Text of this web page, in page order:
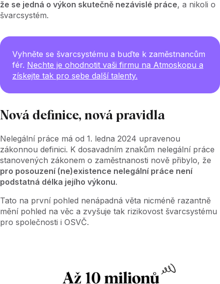
že se jedná o výkon skutečně nezávislé práce, a nikoli o
švarcsystém.
Vyhněte se švarcsystému a buďte k zaměstnancům
fér. Nechte je ohodnotit vaši firmu na Atmoskopu a
získejte tak pro sebe další talenty.
Nová definice, nová pravidla
Nelegální práce má od 1. ledna 2024 upravenou
zákonnou definici. K dosavadním znakům nelegální práce
stanovených zákonem o zaměstnanosti nově přibylo, že
pro posouzení (ne)existence nelegální práce není
podstatná délka jejího výkonu.
Tato na první pohled nenápadná věta nicméně razantně
mění pohled na věc a zvyšuje tak rizikovost švarcsystému
pro společnosti i OSVČ.